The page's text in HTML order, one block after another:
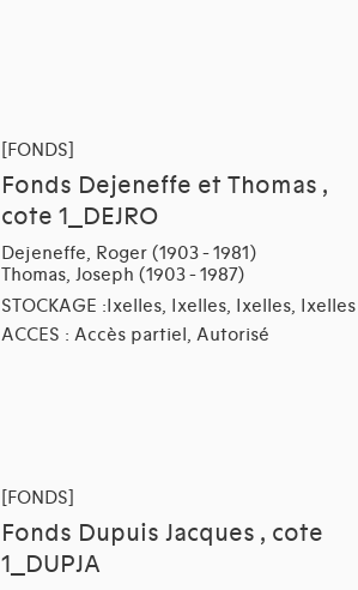
[FONDS]
Fonds Dejeneffe et Thomas ,
cote 1_DEJRO
Dejeneffe, Roger (1903 - 1981)
Thomas, Joseph (1903 - 1987)
STOCKAGE :Ixelles, Ixelles, Ixelles, Ixelles
ACCES : Accès partiel, Autorisé
[FONDS]
Fonds Dupuis Jacques , cote
1_DUPJA